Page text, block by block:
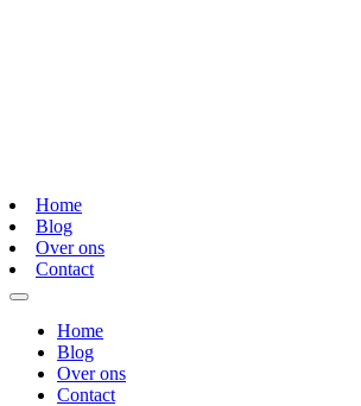
Home
Blog
Over ons
Contact
Home
Blog
Over ons
Contact